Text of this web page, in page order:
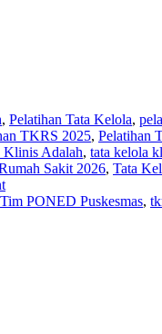
, Pelatihan Tata Kelola,
TKRS 2025, Pelatihan
Klinis Adalah, tata kelola
Sakit 2026, Tata
Tim PONED Puskesmas,